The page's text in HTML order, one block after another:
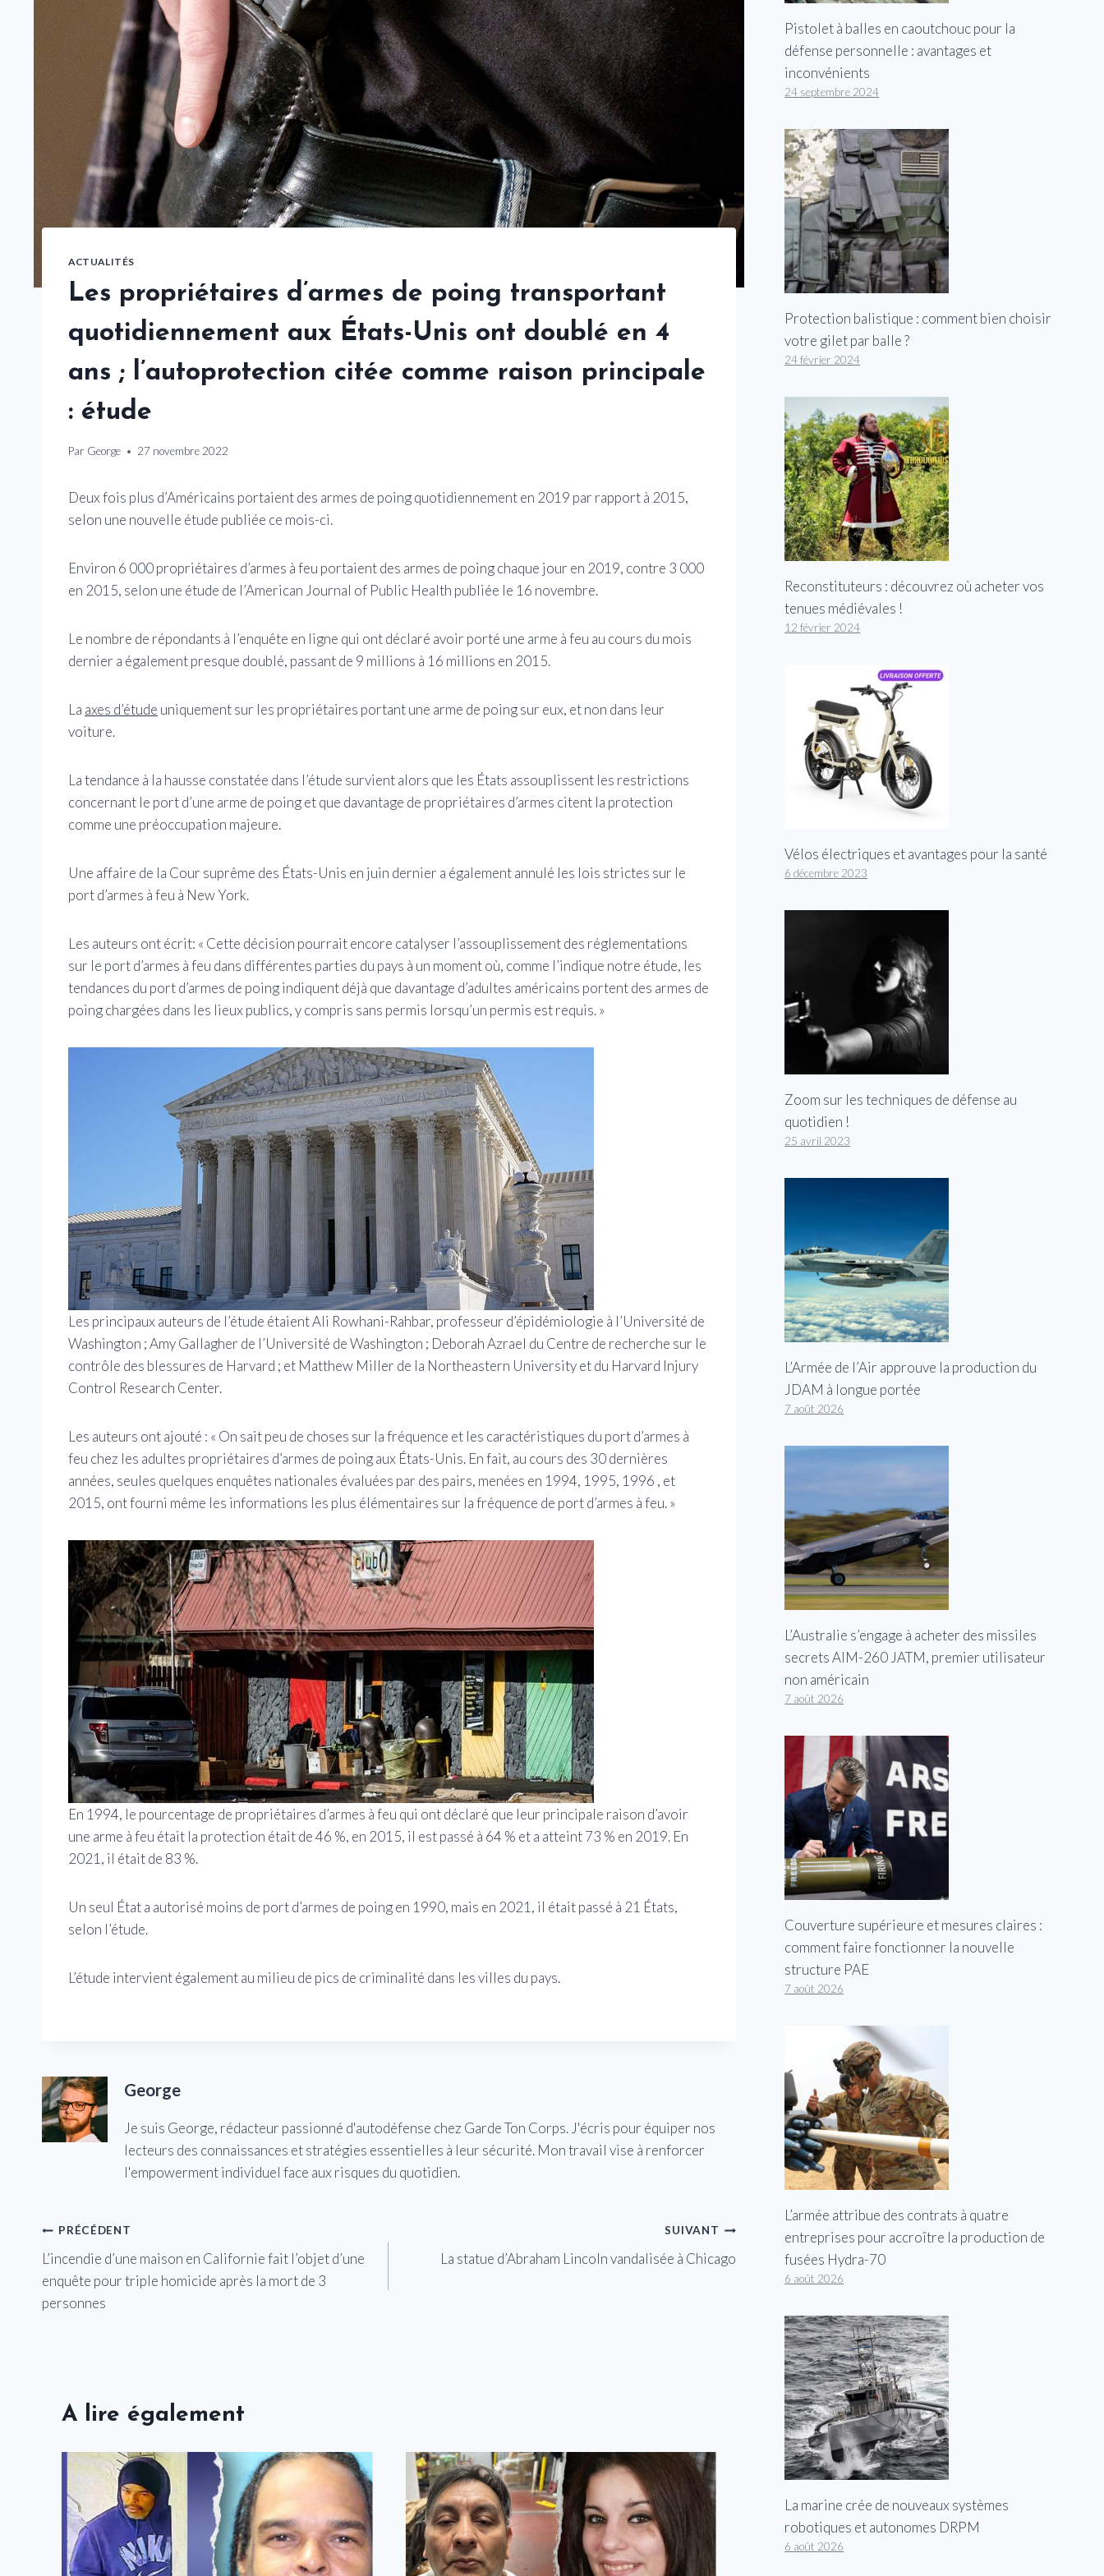
ACTUALITÉS
Les propriétaires d’armes de poing transportant
quotidiennement aux États-Unis ont doublé en 4
ans ; l’autoprotection citée comme raison principale
: étude
Par George 27 novembre 2022
Deux fois plus d’Américains portaient des armes de poing quotidiennement en 2019 par rapport à 2015,
selon une nouvelle étude publiée ce mois-ci.
Environ 6 000 propriétaires d’armes à feu portaient des armes de poing chaque jour en 2019, contre 3 000
en 2015, selon une étude de l’American Journal of Public Health publiée le 16 novembre.
Le nombre de répondants à l’enquête en ligne qui ont déclaré avoir porté une arme à feu au cours du mois
dernier a également presque doublé, passant de 9 millions à 16 millions en 2015.
La axes d’étude uniquement sur les propriétaires portant une arme de poing sur eux, et non dans leur
voiture.
La tendance à la hausse constatée dans l’étude survient alors que les États assouplissent les restrictions
concernant le port d’une arme de poing et que davantage de propriétaires d’armes citent la protection
comme une préoccupation majeure.
Une affaire de la Cour suprême des États-Unis en juin dernier a également annulé les lois strictes sur le
port d’armes à feu à New York.
Les auteurs ont écrit: « Cette décision pourrait encore catalyser l’assouplissement des réglementations
sur le port d’armes à feu dans différentes parties du pays à un moment où, comme l’indique notre étude, les
tendances du port d’armes de poing indiquent déjà que davantage d’adultes américains portent des armes de
poing chargées dans les lieux publics, y compris sans permis lorsqu’un permis est requis. »
Les principaux auteurs de l’étude étaient Ali Rowhani-Rahbar, professeur d’épidémiologie à l’Université de
Washington ; Amy Gallagher de l’Université de Washington ; Deborah Azrael du Centre de recherche sur le
contrôle des blessures de Harvard ; et Matthew Miller de la Northeastern University et du Harvard Injury
Control Research Center.
Les auteurs ont ajouté : « On sait peu de choses sur la fréquence et les caractéristiques du port d’armes à
feu chez les adultes propriétaires d’armes de poing aux États-Unis. En fait, au cours des 30 dernières
années, seules quelques enquêtes nationales évaluées par des pairs, menées en 1994, 1995, 1996 , et
2015, ont fourni même les informations les plus élémentaires sur la fréquence de port d’armes à feu. »
En 1994, le pourcentage de propriétaires d’armes à feu qui ont déclaré que leur principale raison d’avoir
une arme à feu était la protection était de 46 %, en 2015, il est passé à 64 % et a atteint 73 % en 2019. En
2021, il était de 83 %.
Un seul État a autorisé moins de port d’armes de poing en 1990, mais en 2021, il était passé à 21 États,
selon l’étude.
L’étude intervient également au milieu de pics de criminalité dans les villes du pays.
George
Je suis George, rédacteur passionné d'autodéfense chez Garde Ton Corps. J'écris pour équiper nos
lecteurs des connaissances et stratégies essentielles à leur sécurité. Mon travail vise à renforcer
l'empowerment individuel face aux risques du quotidien.
Navigation
de
l’article
PRÉCÉDENT
L’incendie d’une maison en Californie fait l’objet d’une
enquête pour triple homicide après la mort de 3
personnes
SUIVANT
La statue d’Abraham Lincoln vandalisée à Chicago
A lire également
Pistolet à balles en caoutchouc pour la
défense personnelle : avantages et
inconvénients
24 septembre 2024
Protection balistique : comment bien choisir
votre gilet par balle ?
24 février 2024
Reconstituteurs : découvrez où acheter vos
tenues médiévales !
12 février 2024
Vélos électriques et avantages pour la santé
6 décembre 2023
Zoom sur les techniques de défense au
quotidien !
25 avril 2023
L’Armée de l’Air approuve la production du
JDAM à longue portée
7 août 2026
L’Australie s’engage à acheter des missiles
secrets AIM-260 JATM, premier utilisateur
non américain
7 août 2026
Couverture supérieure et mesures claires :
comment faire fonctionner la nouvelle
structure PAE
7 août 2026
L’armée attribue des contrats à quatre
entreprises pour accroître la production de
fusées Hydra-70
6 août 2026
La marine crée de nouveaux systèmes
robotiques et autonomes DRPM
6 août 2026